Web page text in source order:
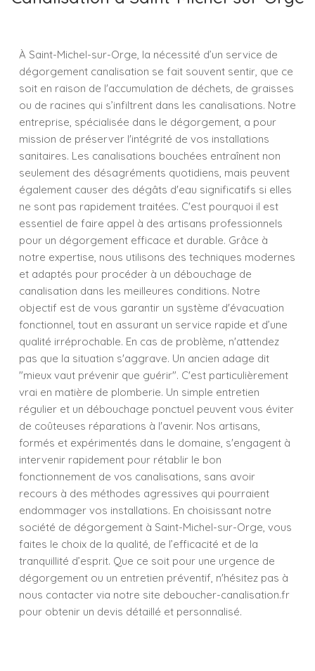
À Saint-Michel-sur-Orge, la nécessité d’un service de
dégorgement canalisation se fait souvent sentir, que ce
soit en raison de l'accumulation de déchets, de graisses
ou de racines qui s’infiltrent dans les canalisations. Notre
entreprise, spécialisée dans le dégorgement, a pour
mission de préserver l'intégrité de vos installations
sanitaires. Les canalisations bouchées entraînent non
seulement des désagréments quotidiens, mais peuvent
également causer des dégâts d'eau significatifs si elles
ne sont pas rapidement traitées. C'est pourquoi il est
essentiel de faire appel à des artisans professionnels
pour un dégorgement efficace et durable. Grâce à
notre expertise, nous utilisons des techniques modernes
et adaptés pour procéder à un débouchage de
canalisation dans les meilleures conditions. Notre
objectif est de vous garantir un système d'évacuation
fonctionnel, tout en assurant un service rapide et d’une
qualité irréprochable. En cas de problème, n'attendez
pas que la situation s'aggrave. Un ancien adage dit
"mieux vaut prévenir que guérir". C'est particulièrement
vrai en matière de plomberie. Un simple entretien
régulier et un débouchage ponctuel peuvent vous éviter
de coûteuses réparations à l'avenir. Nos artisans,
formés et expérimentés dans le domaine, s'engagent à
intervenir rapidement pour rétablir le bon
fonctionnement de vos canalisations, sans avoir
recours à des méthodes agressives qui pourraient
endommager vos installations. En choisissant notre
société de dégorgement à Saint-Michel-sur-Orge, vous
faites le choix de la qualité, de l’efficacité et de la
tranquillité d’esprit. Que ce soit pour une urgence de
dégorgement ou un entretien préventif, n'hésitez pas à
nous contacter via notre site deboucher-canalisation.fr
pour obtenir un devis détaillé et personnalisé.